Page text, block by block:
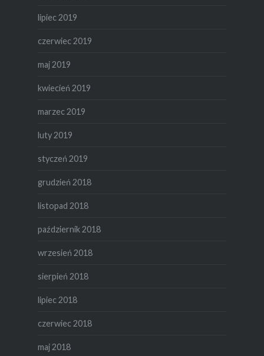
lipiec 2019
czerwiec 2019
maj 2019
kwiecień 2019
marzec 2019
luty 2019
styczeń 2019
grudzień 2018
listopad 2018
październik 2018
wrzesień 2018
sierpień 2018
lipiec 2018
czerwiec 2018
maj 2018